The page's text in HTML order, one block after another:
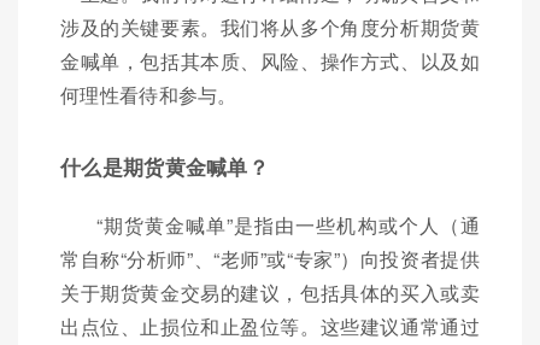
涉及的关键要素。我们将从多个角度分析期货黄
金喊单，包括其本质、风险、操作方式、以及如
何理性看待和参与。
什么是期货黄金喊单？
“期货黄金喊单”是指由一些机构或个人（通
常自称“分析师”、“老师”或“专家”）向投资者提供
关于期货黄金交易的建议，包括具体的买入或卖
出点位、止损位和止盈位等。这些建议通常通过